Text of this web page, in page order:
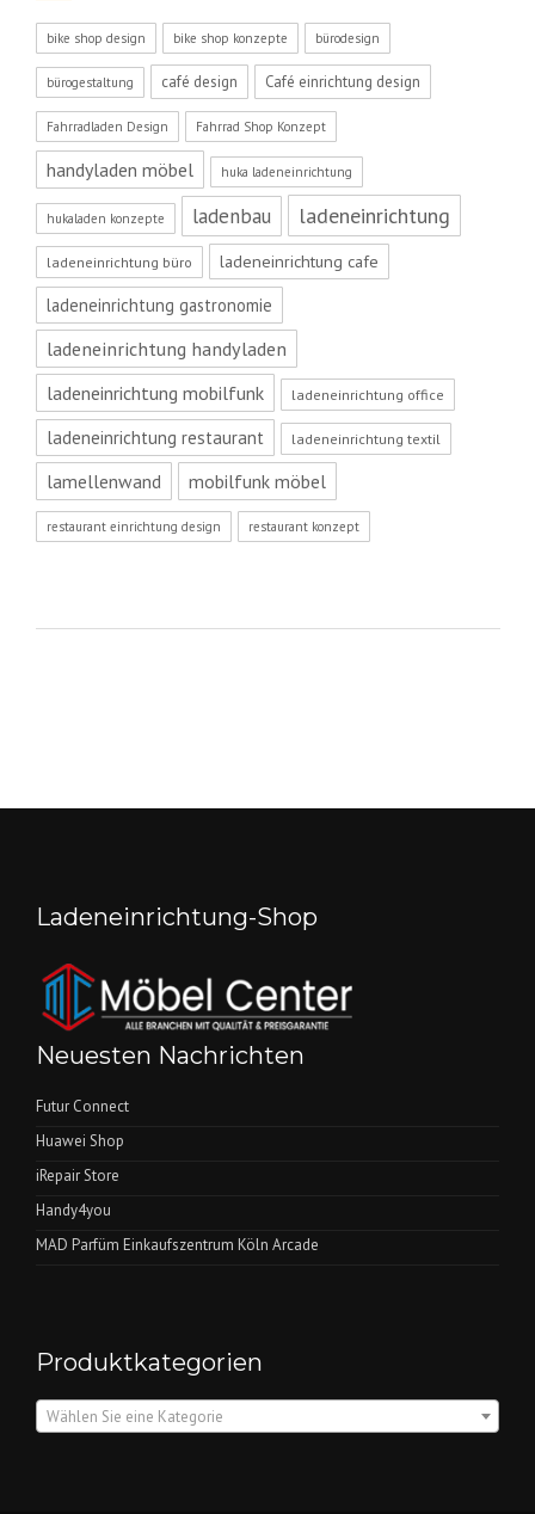
bike shop design bike shop konzepte bürodesign
bürogestaltung café design Café einrichtung design
Fahrradladen Design Fahrrad Shop Konzept
handyladen möbel huka ladeneinrichtung
hukaladen konzepte ladenbau ladeneinrichtung
ladeneinrichtung büro ladeneinrichtung cafe
ladeneinrichtung gastronomie
ladeneinrichtung handyladen
ladeneinrichtung mobilfunk
ladeneinrichtung office
ladeneinrichtung restaurant ladeneinrichtung textil
lamellenwand mobilfunk möbel
restaurant einrichtung design restaurant konzept
Ladeneinrichtung-Shop
Neuesten Nachrichten
Futur Connect
Huawei Shop
iRepair Store
Handy4you
MAD Parfüm Einkaufszentrum Köln Arcade
Produktkategorien
Wählen Sie eine Kategorie